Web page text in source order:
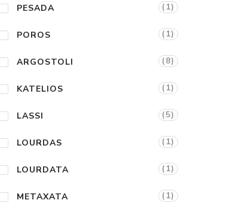
PESADA (1)
POROS (1)
ARGOSTOLI (8)
KATELIOS (1)
LASSI (5)
LOURDAS (1)
LOURDATA (1)
METAXATA (1)